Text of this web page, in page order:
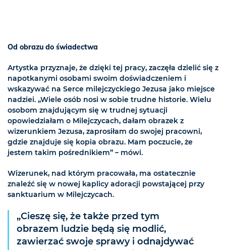
Od obrazu do świadectwa
Artystka przyznaje, że dzięki tej pracy, zaczęła dzielić się z
napotkanymi osobami swoim doświadczeniem i
wskazywać na Serce milejczyckiego Jezusa jako miejsce
nadziei. „Wiele osób nosi w sobie trudne historie. Wielu
osobom znajdującym się w trudnej sytuacji
opowiedziałam o Milejczycach, dałam obrazek z
wizerunkiem Jezusa, zaprosiłam do swojej pracowni,
gdzie znajduje się kopia obrazu. Mam poczucie, że
jestem takim pośrednikiem” – mówi.
Wizerunek, nad którym pracowała, ma ostatecznie
znaleźć się w nowej kaplicy adoracji powstającej przy
sanktuarium w Milejczycach.
„Cieszę się, że także przed tym
obrazem ludzie będą się modlić,
zawierzać swoje sprawy i odnajdywać